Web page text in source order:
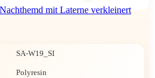
mit Laterne verkleinert
SA-W19_SI
Polyresin